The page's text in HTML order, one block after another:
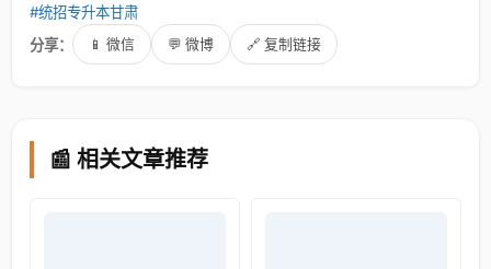
#统招专升本甘肃
分享：
📱 微信 💬 微博 🔗 复制链接
📰 相关文章推荐